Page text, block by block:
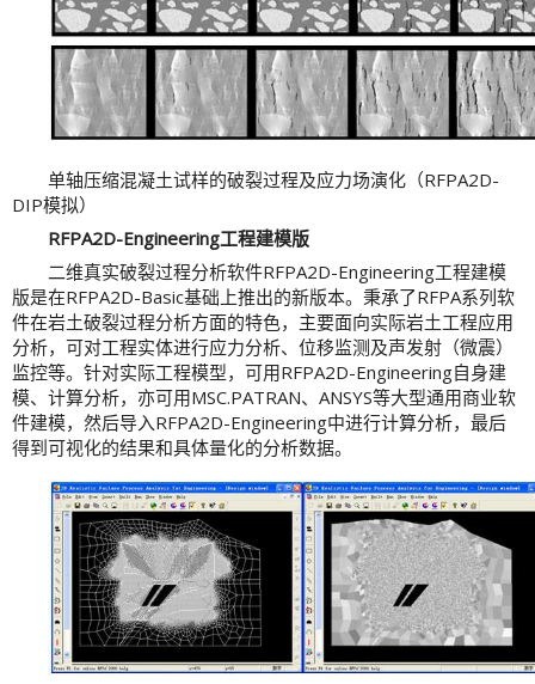
单轴压缩混凝土试样的破裂过程及应力场演化（RFPA2D-
DIP模拟）
RFPA2D-Engineering工程建模版
二维真实破裂过程分析软件RFPA2D-Engineering工程建模
版是在RFPA2D-Basic基础上推出的新版本。秉承了RFPA系列软
件在岩土破裂过程分析方面的特色，主要面向实际岩土工程应用
分析，可对工程实体进行应力分析、位移监测及声发射（微震）
监控等。针对实际工程模型，可用RFPA2D-Engineering自身建
模、计算分析，亦可用MSC.PATRAN、ANSYS等大型通用商业软
件建模，然后导入RFPA2D-Engineering中进行计算分析，最后
得到可视化的结果和具体量化的分析数据。